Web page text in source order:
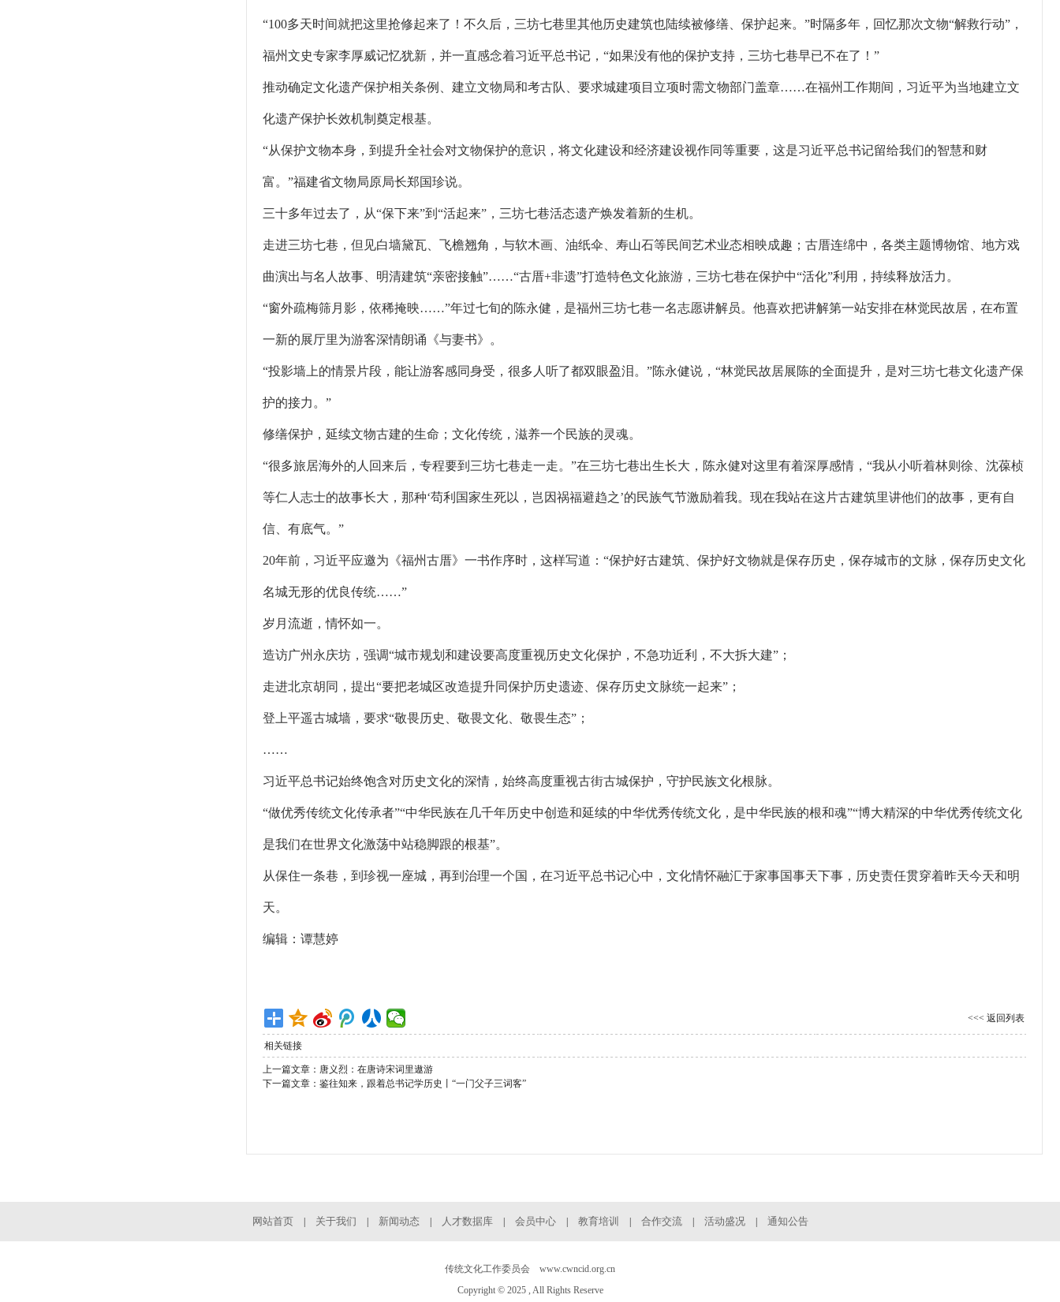
“100多天时间就把这里抢修起来了！不久后，三坊七巷里其他历史建筑也陆续被修缮、保护起来。”时隔多年，回忆那次文物“解救行动”，
福州文史专家李厚威记忆犹新，并一直感念着习近平总书记，“如果没有他的保护支持，三坊七巷早已不在了！”
推动确定文化遗产保护相关条例、建立文物局和考古队、要求城建项目立项时需文物部门盖章……在福州工作期间，习近平为当地建立文
化遗产保护长效机制奠定根基。
“从保护文物本身，到提升全社会对文物保护的意识，将文化建设和经济建设视作同等重要，这是习近平总书记留给我们的智慧和财
富。”福建省文物局原局长郑国珍说。
三十多年过去了，从“保下来”到“活起来”，三坊七巷活态遗产焕发着新的生机。
走进三坊七巷，但见白墙黛瓦、飞檐翘角，与软木画、油纸伞、寿山石等民间艺术业态相映成趣；古厝连绵中，各类主题博物馆、地方戏
曲演出与名人故事、明清建筑“亲密接触”……“古厝+非遗”打造特色文化旅游，三坊七巷在保护中“活化”利用，持续释放活力。
“窗外疏梅筛月影，依稀掩映……”年过七旬的陈永健，是福州三坊七巷一名志愿讲解员。他喜欢把讲解第一站安排在林觉民故居，在布置
一新的展厅里为游客深情朗诵《与妻书》。
“投影墙上的情景片段，能让游客感同身受，很多人听了都双眼盈泪。”陈永健说，“林觉民故居展陈的全面提升，是对三坊七巷文化遗产保
护的接力。”
修缮保护，延续文物古建的生命；文化传统，滋养一个民族的灵魂。
“很多旅居海外的人回来后，专程要到三坊七巷走一走。”在三坊七巷出生长大，陈永健对这里有着深厚感情，“我从小听着林则徐、沈葆桢
等仁人志士的故事长大，那种‘苟利国家生死以，岂因祸福避趋之’的民族气节激励着我。现在我站在这片古建筑里讲他们的故事，更有自
信、有底气。”
20年前，习近平应邀为《福州古厝》一书作序时，这样写道：“保护好古建筑、保护好文物就是保存历史，保存城市的文脉，保存历史文化
名城无形的优良传统……”
岁月流逝，情怀如一。
造访广州永庆坊，强调“城市规划和建设要高度重视历史文化保护，不急功近利，不大拆大建”；
走进北京胡同，提出“要把老城区改造提升同保护历史遗迹、保存历史文脉统一起来”；
登上平遥古城墙，要求“敬畏历史、敬畏文化、敬畏生态”；
……
习近平总书记始终饱含对历史文化的深情，始终高度重视古街古城保护，守护民族文化根脉。
“做优秀传统文化传承者”“中华民族在几千年历史中创造和延续的中华优秀传统文化，是中华民族的根和魂”“博大精深的中华优秀传统文化
是我们在世界文化激荡中站稳脚跟的根基”。
从保住一条巷，到珍视一座城，再到治理一个国，在习近平总书记心中，文化情怀融汇于家事国事天下事，历史责任贯穿着昨天今天和明
天。
编辑：谭慧婷
<<< 返回列表
相关链接
上一篇文章： 唐义烈：在唐诗宋词里遨游
下一篇文章： 鉴往知来，跟着总书记学历史丨“一门父子三词客”
网站首页 关于我们 新闻动态 人才数据库 会员中心 教育培训 合作交流 活动盛况 通知公告
传统文化工作委员会 www.cwncid.org.cn
Copyright © 2025 , All Rights Reserve